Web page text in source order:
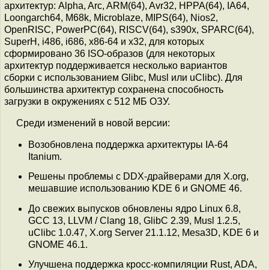
архитектур: Alpha, Arc, ARM(64), Avr32, HPPA(64), IA64,
Loongarch64, M68k, Microblaze, MIPS(64), Nios2,
OpenRISC, PowerPC(64), RISCV(64), s390x, SPARC(64),
SuperH, i486, i686, x86-64 и x32, для которых
сформировано 36 ISO-образов (для некоторых
архитектур поддерживается несколько вариантов
сборки с использованием Glibc, Musl или uClibc). Для
большинства архитектур сохранена способность
загрузки в окружениях с 512 МБ ОЗУ.
Среди изменений в новой версии:
Возобновлена поддержка архитектуры IA-64
Itanium.
Решены проблемы с DDX-драйверами для X.org,
мешавшие использованию KDE 6 и GNOME 46.
До свежих выпусков обновлены ядро Linux 6.8,
GCC 13, LLVM / Clang 18, GlibC 2.39, Musl 1.2.5,
uClibc 1.0.47, X.org Server 21.1.12, Mesa3D, KDE 6 и
GNOME 46.1.
Улучшена поддержка кросс-компиляции Rust, ADA,